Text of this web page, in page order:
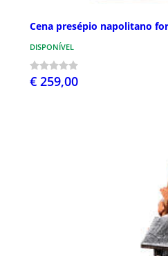
Cena presépio napolitano
DISPONÍVEL
€ 259,00